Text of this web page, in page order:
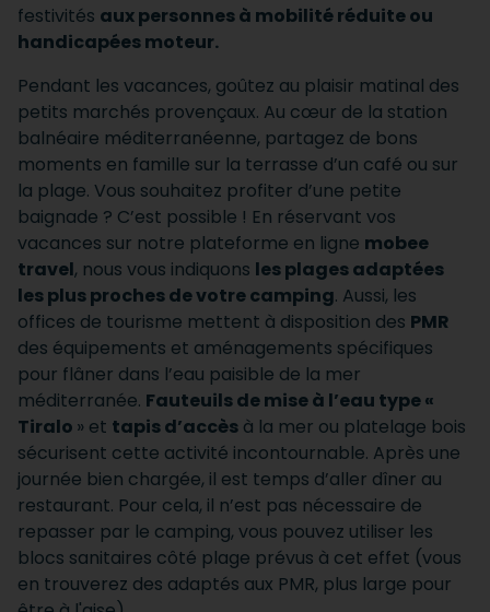
festivités aux personnes à mobilité réduite ou
handicapées moteur.
Pendant les vacances, goûtez au plaisir matinal des
petits marchés provençaux. Au cœur de la station
balnéaire méditerranéenne, partagez de bons
moments en famille sur la terrasse d’un café ou sur
la plage. Vous souhaitez profiter d’une petite
baignade ? C’est possible ! En réservant vos
vacances sur notre plateforme en ligne mobee
travel, nous vous indiquons les plages adaptées
les plus proches de votre camping. Aussi, les
offices de tourisme mettent à disposition des PMR
des équipements et aménagements spécifiques
pour flâner dans l’eau paisible de la mer
méditerranée. Fauteuils de mise à l’eau type «
Tiralo » et tapis d’accès à la mer ou platelage bois
sécurisent cette activité incontournable. Après une
journée bien chargée, il est temps d’aller dîner au
restaurant. Pour cela, il n’est pas nécessaire de
repasser par le camping, vous pouvez utiliser les
blocs sanitaires côté plage prévus à cet effet (vous
en trouverez des adaptés aux PMR, plus large pour